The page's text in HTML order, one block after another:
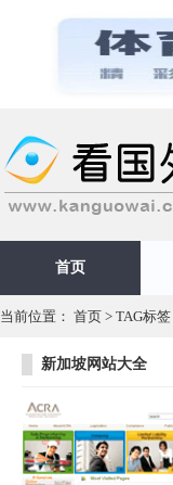
首页
当前位置： 首页 > TAG标签
新加坡网站大全